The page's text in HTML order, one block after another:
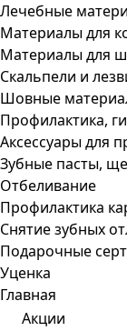
Лечебные
Материалы для
Материалы для
Скальпели и
Шовные
Профилактика,
Аксессуары для
Зубные пасты,
Отбеливание
Профилактика
Снятие зубных
Подарочные
Уценка
Главная
Акции